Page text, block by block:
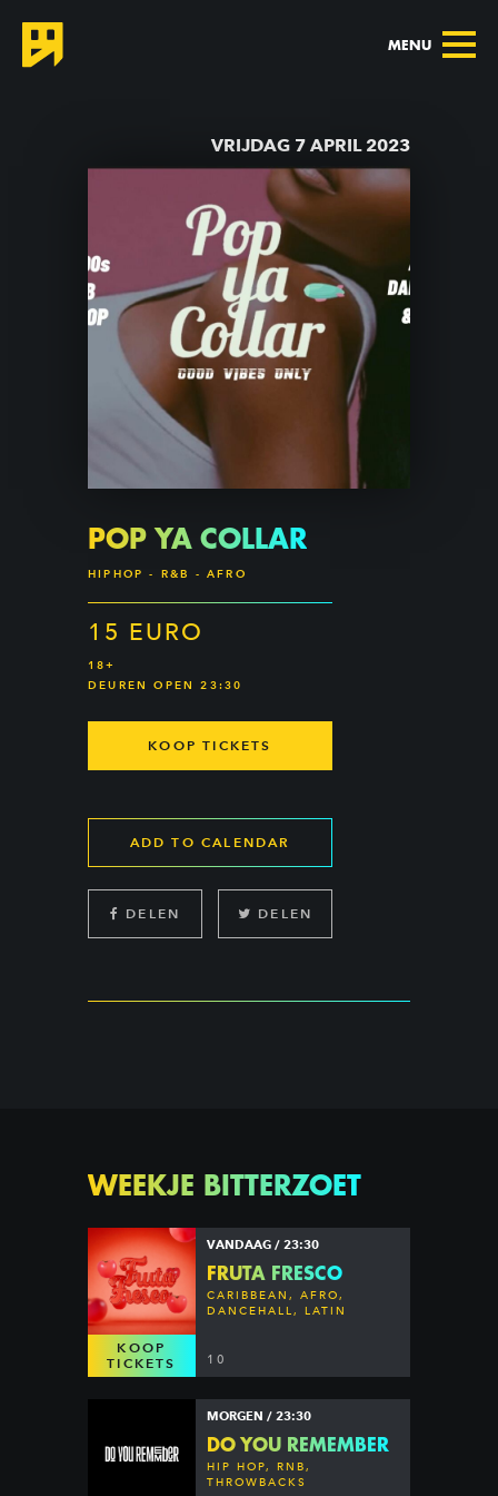
MENU
VRIJDAG 7 APRIL 2023
POP YA COLLAR
HIPHOP - R&B - AFRO
15 EURO
18+
DEUREN OPEN 23:30
KOOP TICKETS
ADD TO CALENDAR
DELEN DELEN
WEEKJE BITTERZOET
KOOP
TICKETS
VANDAAG / 23:30
FRUTA FRESCO
CARIBBEAN, AFRO,
DANCEHALL, LATIN
10
MORGEN / 23:30
DO YOU REMEMBER
HIP HOP, RNB,
THROWBACKS